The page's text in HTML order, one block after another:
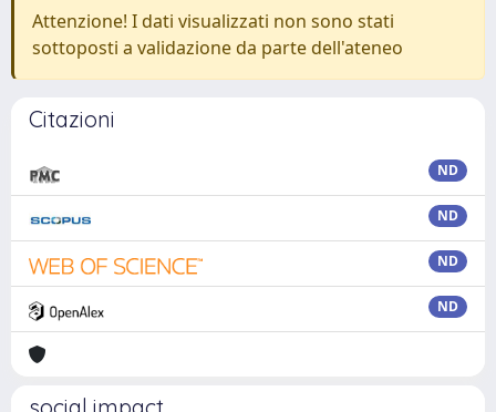
Attenzione! I dati visualizzati non sono stati
sottoposti a validazione da parte dell'ateneo
Citazioni
ND
ND
ND
ND